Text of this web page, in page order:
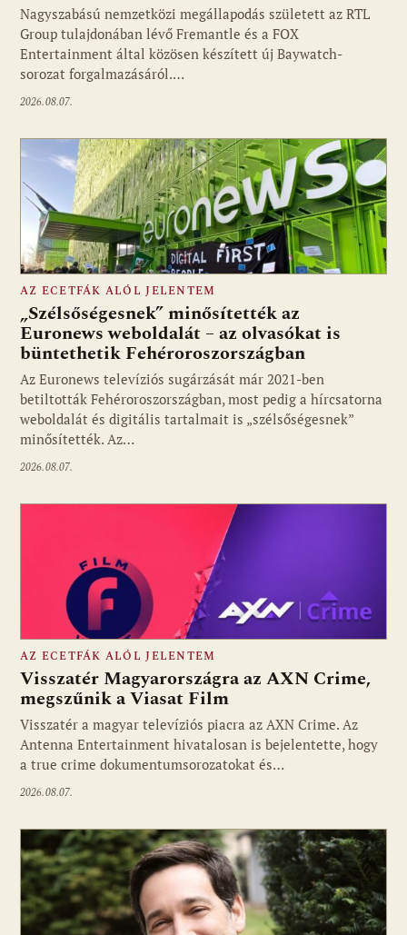
Fotó: media1.hu
Nagyszabású nemzetközi megállapodás született az RTL
Group tulajdonában lévő Fremantle és a FOX
Entertainment által közösen készített új Baywatch-
sorozat forgalmazásáról.…
2026.08.07.
Fotó: media1.hu
AZ ECETFÁK ALÓL JELENTEM
„Szélsőségesnek” minősítették az
Euronews weboldalát – az olvasókat is
büntethetik Fehéroroszországban
Az Euronews televíziós sugárzását már 2021-ben
betiltották Fehéroroszországban, most pedig a hírcsatorna
weboldalát és digitális tartalmait is „szélsőségesnek”
minősítették. Az…
2026.08.07.
Fotó: media1.hu
AZ ECETFÁK ALÓL JELENTEM
Visszatér Magyarországra az AXN Crime,
megszűnik a Viasat Film
Visszatér a magyar televíziós piacra az AXN Crime. Az
Antenna Entertainment hivatalosan is bejelentette, hogy
a true crime dokumentumsorozatokat és…
2026.08.07.